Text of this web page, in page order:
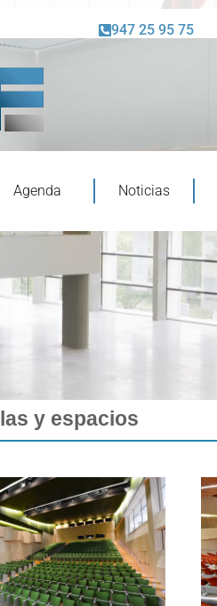
947 25 95 75
Agenda Noticias
y espacios